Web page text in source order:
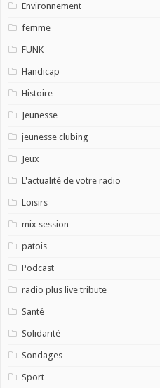
Environnement
femme
FUNK
Handicap
Histoire
Jeunesse
jeunesse clubing
Jeux
L'actualité de votre radio
Loisirs
mix session
patois
Podcast
radio plus live tribute
Santé
Solidarité
Sondages
Sport